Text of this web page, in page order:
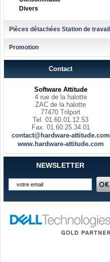
Divers
Pièces détachées Station de travail
Promotion
Contact
Software Attitude
4 rue de la halotte
ZAC de la halotte
77470 Trilport
Tel. 01.60.01.12.53
Fax. 01.60.25.34.01
contact@hardware-attitude.com
www.hardware-attitude.com
NEWSLETTER